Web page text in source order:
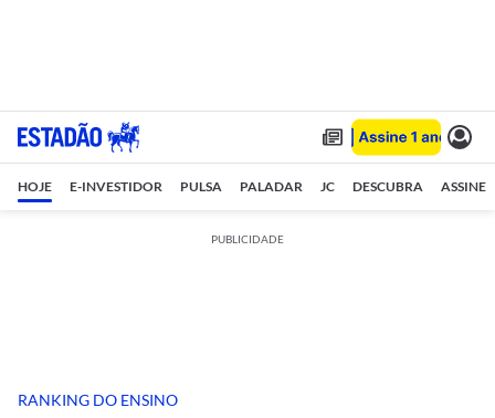
HOJE E-INVESTIDOR PULSA PALADAR JC DESCUBRA ASSINE
PUBLICIDADE
RANKING DO ENSINO